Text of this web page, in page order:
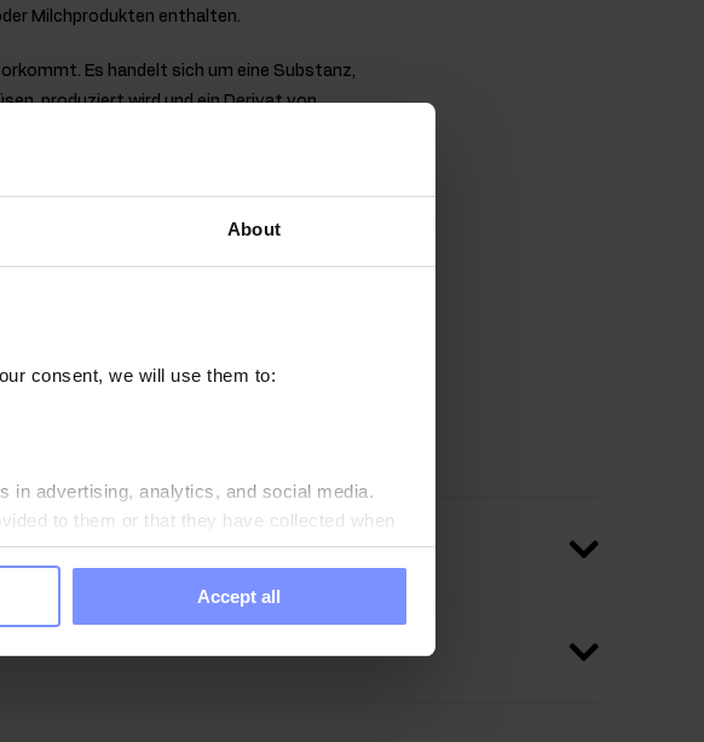
About
consent, we will use them to:
in advertising, analytics, and social media.
to them or that they have collected when
Accept all
Milchprodukten enthalten.
Es handelt sich um eine Substanz,
produziert wird und ein Derivat von
morgens.